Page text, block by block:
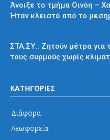
Άνοιξε το τμήμα Οινόη –
Ήταν κλειστό από το
ΣΤΑ.ΣΥ.: Ζητούν μέτρα για
τους συρμούς χωρίς
ΚΑΤΗΓΟΡΙΕΣ
Διάφορα
Λεωφορεία